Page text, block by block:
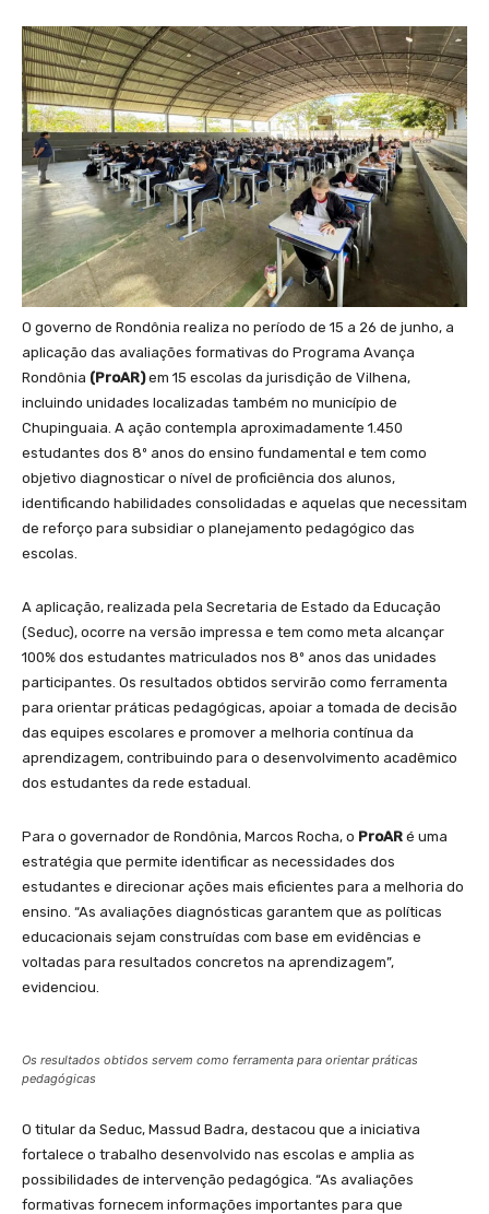
O governo de Rondônia realiza no período de 15 a 26 de junho, a
aplicação das avaliações formativas do Programa Avança
Rondônia (ProAR)em 15 escolas da jurisdição de Vilhena,
incluindo unidades localizadas também no município de
Chupinguaia. A ação contempla aproximadamente 1.450
estudantes dos 8º anos do ensino fundamental e tem como
objetivo diagnosticar o nível de proficiência dos alunos,
identificando habilidades consolidadas e aquelas que necessitam
de reforço para subsidiar o planejamento pedagógico das
escolas.
A aplicação, realizada pela Secretaria de Estado da Educação
(Seduc), ocorre na versão impressa e tem como meta alcançar
100% dos estudantes matriculados nos 8º anos das unidades
participantes. Os resultados obtidos servirão como ferramenta
para orientar práticas pedagógicas, apoiar a tomada de decisão
das equipes escolares e promover a melhoria contínua da
aprendizagem, contribuindo para o desenvolvimento acadêmico
dos estudantes da rede estadual.
Para o governador de Rondônia, Marcos Rocha, o ProAR é uma
estratégia que permite identificar as necessidades dos
estudantes e direcionar ações mais eficientes para a melhoria do
ensino. “As avaliações diagnósticas garantem que as políticas
educacionais sejam construídas com base em evidências e
voltadas para resultados concretos na aprendizagem”,
evidenciou.
Os resultados obtidos servem como ferramenta para orientar práticas
pedagógicas
O titular da Seduc, Massud Badra, destacou que a iniciativa
fortalece o trabalho desenvolvido nas escolas e amplia as
possibilidades de intervenção pedagógica. “As avaliações
formativas fornecem informações importantes para que